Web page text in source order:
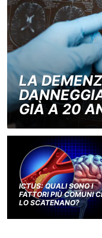
LA
GIÀ A 20
ICTUS: QUALI SONO I
FATTORI PIÙ COMUNI
LO SCATENANO?